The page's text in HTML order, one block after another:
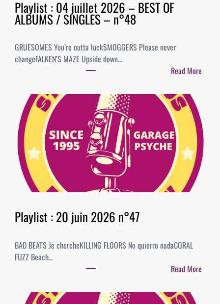
Playlist : 04 juillet 2026 – BEST OF
ALBUMS / SINGLES – n°48
GRUESOMES You’re outta luckSMOGGERS Please never
changeFALKEN’S MAZE Upside down…
Read More
a
y
i
s
l
Playlist : 20 juin 2026 n°47
BAD BEATS Je chercheKILLING FLOORS No quierro nadaCORAL
FUZZ Beach…
Read More